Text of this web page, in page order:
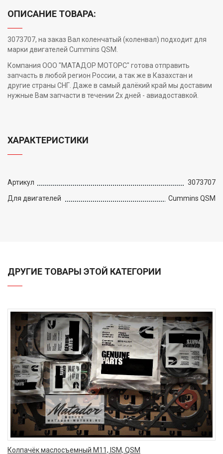
ОПИСАНИЕ ТОВАРА:
3073707, на заказ Вал коленчатый (коленвал) подходит для
марки двигателей Cummins QSM.
Компания ООО "МАТАДОР МОТОРС" готова отправить
запчасть в любой регион России, а так же в Казахстан и
другие страны СНГ. Даже в самый далёкий край мы доставим
нужные Вам запчасти в течении 2х дней - авиадоставкой.
ХАРАКТЕРИСТИКИ
Артикул
3073707
Для двигателей
Cummins QSM
ДРУГИЕ ТОВАРЫ ЭТОЙ КАТЕГОРИИ
Колпачёк маслосъемный M11, ISM, QSM